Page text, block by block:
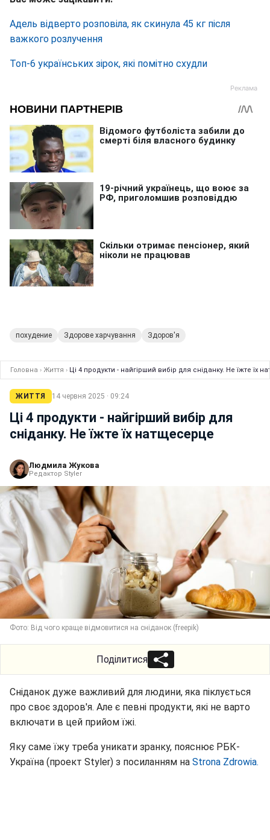
Адель відверто розповіла, як скинула 45 кг після
важкого розлучення
Топ-6 українських зірок, які помітно схудли
похудение Здорове харчування Здоров'я
Головна › Життя › Ці 4 продукти - найгірший вибір для сніданку. Не їжте їх
ЖИТТЯ 14 червня 2025 · 09:24
Ці 4 продукти - найгірший вибір для
сніданку. Не їжте їх натщесерце
Людмила Жукова
Редактор Styler
Фото: Від чого краще відмовитися на сніданок (freepik)
Поділитися
Сніданок дуже важливий для людини, яка піклується
про своє здоров'я. Але є певні продукти, які не варто
включати в цей прийом їжі.
Яку саме їжу треба уникати зранку, пояснює РБК-
Україна (проект Styler) з посиланням на Strona Zdrowia.